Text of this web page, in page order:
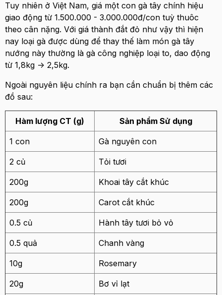
Tuy nhiên ở Việt Nam, giá một con gà tây chính hiệu
giao động từ 1.500.000 - 3.000.000đ/con tuỳ thuôc
theo cân nặng. Với giá thành đắt đỏ như vậy thì hiện
nay loại gà được dùng để thay thế làm món gà tây
nướng này thường là gà công nghiệp loại to, dao động
từ 1,8kg -> 2,5kg.
Ngoài nguyên liệu chính ra bạn cần chuẩn bị thêm các
đồ sau:
Hàm lượng CT (g) Sản phẩm Sử dụng
1 con Gà nguyên con
2 củ Tỏi tươi
200g Khoai tây cắt khúc
200g Carot cắt khúc
0.5 củ Hành tây tươi bỏ vỏ
0.5 quả Chanh vàng
10g Rosemary
20g Bơ vỉ lạt